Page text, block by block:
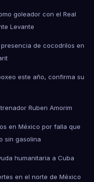
goleador con el Real
Levante
de cocodrilos en
este año, confirma su
Ruben Amorim
en México por falla que
sin gasolina
humanitaria a Cuba
en el norte de México